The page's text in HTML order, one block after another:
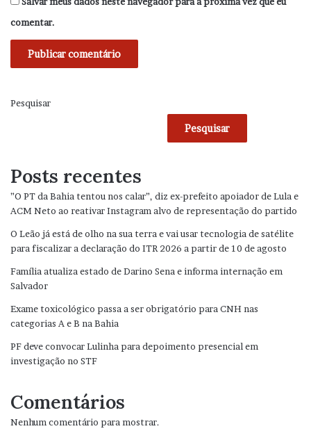
comentar.
Pesquisar
Pesquisar
Posts recentes
”O PT da Bahia tentou nos calar”, diz ex-prefeito apoiador de Lula e
ACM Neto ao reativar Instagram alvo de representação do partido
O Leão já está de olho na sua terra e vai usar tecnologia de satélite
para fiscalizar a declaração do ITR 2026 a partir de 10 de agosto
Família atualiza estado de Darino Sena e informa internação em
Salvador
Exame toxicológico passa a ser obrigatório para CNH nas
categorias A e B na Bahia
PF deve convocar Lulinha para depoimento presencial em
investigação no STF
Comentários
Nenhum comentário para mostrar.